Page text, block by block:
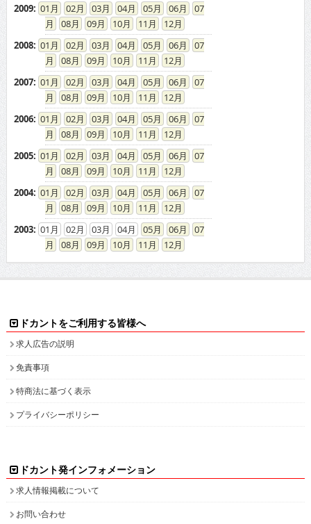
2009: 01 02 03 04 05 06
07
08
09 10 11
12
2008: 01 02 03 04 05 06
07
08
09 10 11
12
2007: 01 02 03 04 05 06
07
08
09 10 11
12
2006: 01 02 03 04 05 06
07
08
09 10 11
12
2005: 01 02 03 04 05 06
07
08
09 10 11
12
2004: 01 02 03 04 05 06
07
08
09 10 11
12
2003: 01 02 03 04 05 06
07
08
09 10 11 12
ドカントをご利用する皆様へ
求人広告の説明
免責事項
特商法に基づく表示
プライバシーポリシー
ドカント発インフォメーション
求人情報掲載について
お問い合わせ